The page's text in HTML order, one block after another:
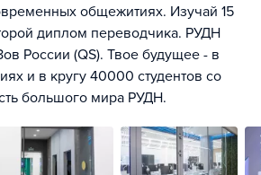
общежитиях. Изучай 15
диплом переводчика. РУДН
России (QS). Твое будущее - в
и в кругу 40000 студентов со
большого мира РУДН.